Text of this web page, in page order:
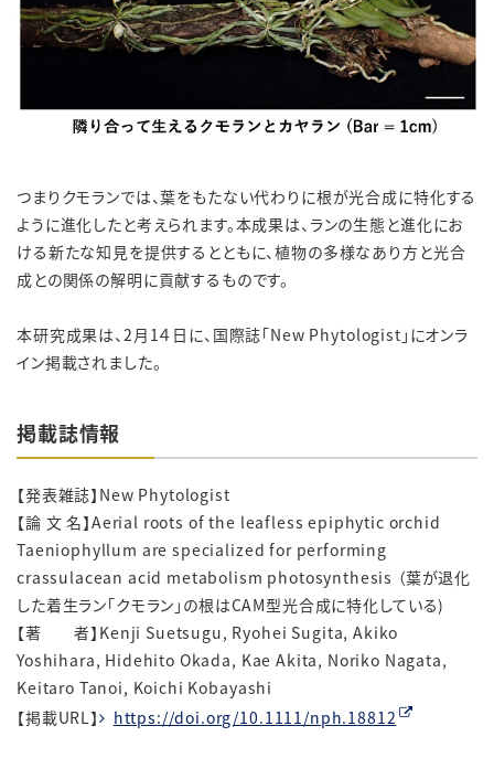
つまりクモランでは、葉をもたない代わりに根が光合成に特化する
ように進化したと考えられます。本成果は、ランの生態と進化にお
ける新たな知見を提供するとともに、植物の多様なあり方と光合
成との関係の解明に貢献するものです。
本研究成果は、2月1４日に、国際誌「New Phytologist」にオンラ
イン掲載されました。
掲載誌情報
【発表雑誌】New Phytologist
【論 文 名】Aerial roots of the leafless epiphytic orchid
Taeniophyllum are specialized for performing
crassulacean acid metabolism photosynthesis （葉が退化
した着生ラン「クモラン」の根はCAM型光合成に特化している)
【著 者】Kenji Suetsugu, Ryohei Sugita, Akiko
Yoshihara, Hidehito Okada, Kae Akita, Noriko Nagata,
Keitaro Tanoi, Koichi Kobayashi
【掲載URL】
https://doi.org/10.1111/nph.18812